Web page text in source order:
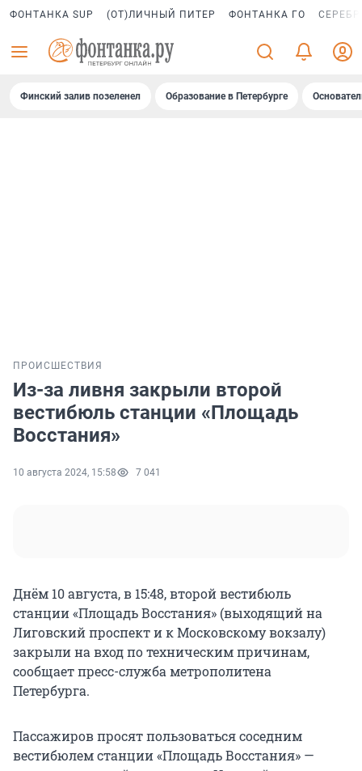
ФОНТАНКА SUP (ОТ)ЛИЧНЫЙ ПИТЕР ФОНТАНКА ГО
Финский залив позеленел Образование в Петербурге
ПРОИСШЕСТВИЯ
Из-за ливня закрыли второй
вестибюль станции «Площадь
Восстания»
10 августа 2024, 15:58 7 041
Днём 10 августа, в 15:48, второй вестибюль
станции «Площадь Восстания» (выходящий на
Лиговский проспект и к Московскому вокзалу)
закрыли на вход по техническим причинам,
сообщает пресс-служба метрополитена
Петербурга.
Пассажиров просят пользоваться соседним
вестибюлем станции «Площадь Восстания» —